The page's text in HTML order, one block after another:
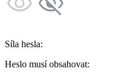
Síla hesla:
Heslo musí obsahovat: